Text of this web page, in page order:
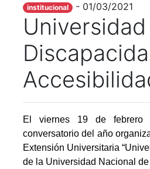
institucional - 01/03/2021
El viernes 19 de febrero
conversatorio del año
Extensión Universitaria
de la Universidad Nacional